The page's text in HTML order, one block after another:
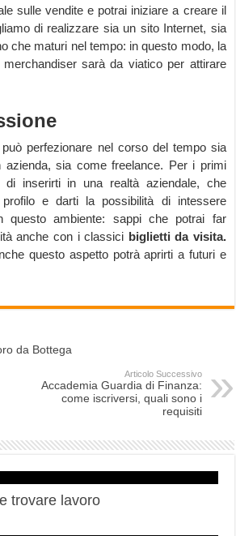
sulle vendite e potrai iniziare a creare il
di realizzare sia un sito Internet, sia
che maturi nel tempo: in questo modo, la
sarà da viatico per attirare
perfezionare nel corso del tempo sia
azienda, sia come freelance. Per i primi
di inserirti in una realtà aziendale, che
e darti la possibilità di intessere
questo ambiente: sappi che potrai far
anche con i classici biglietti da visita.
questo aspetto potrà aprirti a futuri e
da Bottega
Articolo Successivo
Accademia Guardia di Finanza:
come iscriversi, quali sono i
requisiti
trovare lavoro